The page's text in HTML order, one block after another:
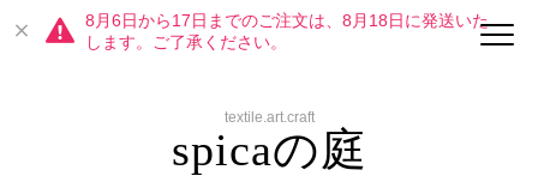
8月6日から17日までのご注文は、8月18日に発送いた
します。ご了承ください。
textile.art.craft
spicaの庭